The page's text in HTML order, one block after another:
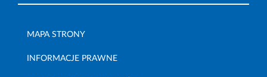
MAPA STRONY
INFORMACJE PRAWNE